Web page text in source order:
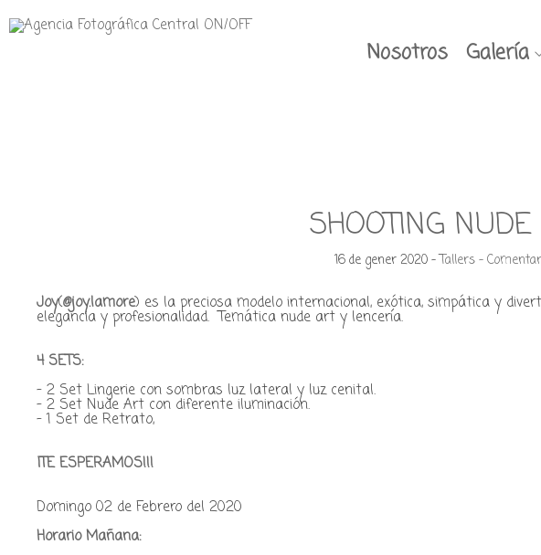
Nosotros Galería
SHOOTING
16 de gener 2020 -Tallers- Comentar
Joy(@joy.lamore) es la preciosa modelo internacional, exótica, simpática y
elegancia y profesionalidad. Temática nude art y lencería.
4 SETS:
- 2 Set Lingerie con sombras luz lateral y luz cenital.
- 2 Set Nude Art con diferente iluminación.
- 1 Set de Retrato,
¡TE ESPERAMOS!!!
Domingo 02 de Febrero del 2020
Horario Mañana: